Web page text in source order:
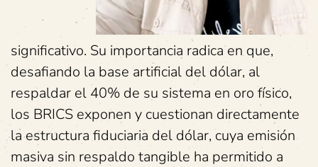
significativo. Su importancia radica en que,
desafiando la base artificial del dólar, al
respaldar el 40% de su sistema en oro físico,
los BRICS exponen y cuestionan directamente
la estructura fiduciaria del dólar, cuya emisión
masiva sin respaldo tangible ha permitido a